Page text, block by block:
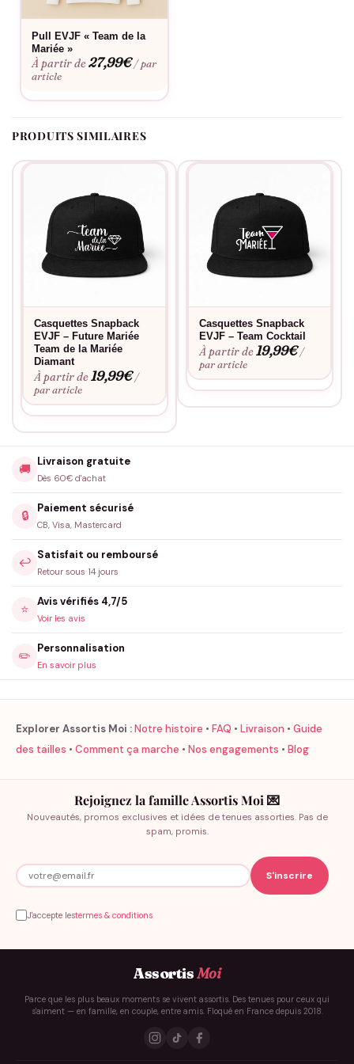
Pull EVJF « Team de la
Mariée »
À partir de27,99€ / par
article
PRODUITS SIMILAIRES
Casquettes Snapback
EVJF – Future Mariée
Team de la Mariée
Diamant
À partir de19,99€ /
par article
Casquettes Snapback
EVJF – Team Cocktail
À partir de19,99€ /
par article
🚚
Livraison gratuite
Dès 60€ d'achat
🔒
Paiement sécurisé
CB, Visa, Mastercard
↩️
Satisfait ou remboursé
Retour sous 14 jours
⭐
Avis vérifiés 4,7/5
Voir les avis
✏️
Personnalisation
En savoir plus
Explorer Assortis Moi :Notre histoire • FAQ • Livraison • Guide
des tailles • Comment ça marche • Nos engagements • Blog
Rejoignez la famille Assortis Moi 💌
Nouveautés, promos exclusives et idées de tenues assorties. Pas de
spam, promis.
J'accepte lestermes & conditions
AssortisMoi
Parce que les plus beaux moments se vivent assortis. Des tenues pour ceux qui
s'aiment — en famille, en couple, entre amis. Floqué en France depuis 2018.